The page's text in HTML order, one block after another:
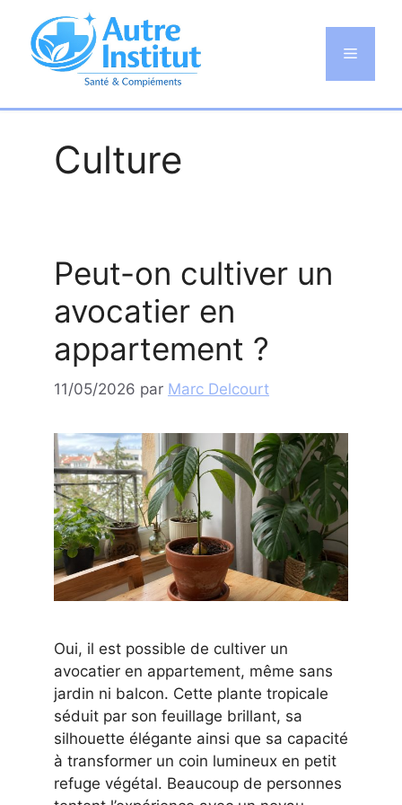
contenu
Menu
Culture
Peut-on cultiver un
avocatier en
appartement ?
11/05/2026 par Marc Delcourt
Oui, il est possible de cultiver un
avocatier en appartement, même sans
jardin ni balcon. Cette plante tropicale
séduit par son feuillage brillant, sa
silhouette élégante ainsi que sa capacité
à transformer un coin lumineux en petit
refuge végétal. Beaucoup de personnes